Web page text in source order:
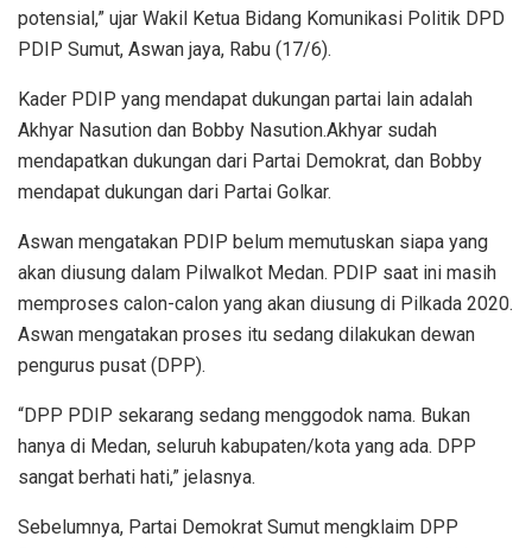
potensial,” ujar Wakil Ketua Bidang Komunikasi Politik DPD
PDIP Sumut, Aswan jaya, Rabu (17/6).
Kader PDIP yang mendapat dukungan partai lain adalah
Akhyar Nasution dan Bobby Nasution.Akhyar sudah
mendapatkan dukungan dari Partai Demokrat, dan Bobby
mendapat dukungan dari Partai Golkar.
Aswan mengatakan PDIP belum memutuskan siapa yang
akan diusung dalam Pilwalkot Medan. PDIP saat ini masih
memproses calon-calon yang akan diusung di Pilkada 2020.
Aswan mengatakan proses itu sedang dilakukan dewan
pengurus pusat (DPP).
“DPP PDIP sekarang sedang menggodok nama. Bukan
hanya di Medan, seluruh kabupaten/kota yang ada. DPP
sangat berhati hati,” jelasnya.
Sebelumnya, Partai Demokrat Sumut mengklaim DPP